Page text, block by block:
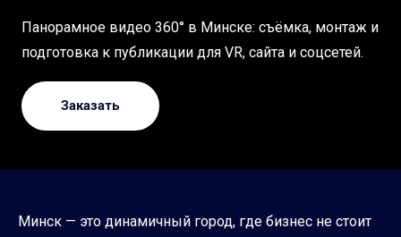
Панорамное видео 360° в Минске: съёмка, монтаж и
подготовка к публикации для VR, сайта и соцсетей.
Заказать
Минск — это динамичный город, где бизнес не стоит